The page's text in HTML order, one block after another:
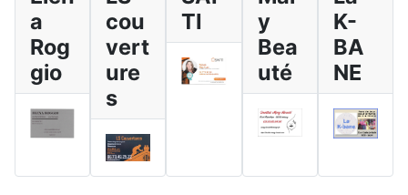
a
Rog
gio
cou
vert
ure
s
TI
y
Bea
uté
K-
BA
NE